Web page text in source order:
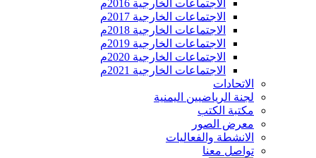
الاجتماعات الخارجية 2016م
الاجتماعات الخارجية 2017م
الاجتماعات الخارجية 2018م
الاجتماعات الخارجية 2019م
الاجتماعات الخارجية 2020م
الاجتماعات الخارجية 2021م
الاتحادات
لجنة الرياضيين اليمنية
مكتبة الكتب
معرض الصور
الانشطة والفعاليات
تواصل معنا